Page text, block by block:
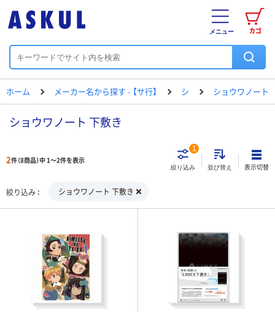
カゴ
メニュー
ホーム メーカー名から探す - 【サ行】 シ ショウワノート
ショウワノート 下敷き
2件（8商品）中 1～2件を表示
絞り込み
1
並び替え 表示切替
絞り込み ショウワノート 下敷き